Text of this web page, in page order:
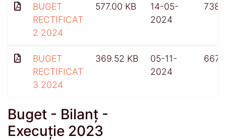
BUGET
RECTIFICAT
2 2024
577.00 KB
14-05-
2024
738
BUGET
RECTIFICAT
3 2024
369.52 KB
05-11-
2024
667
Buget - Bilanț -
Execuție 2023